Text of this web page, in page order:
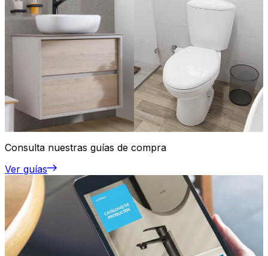
Consulta nuestras guías de compra
Ver guías